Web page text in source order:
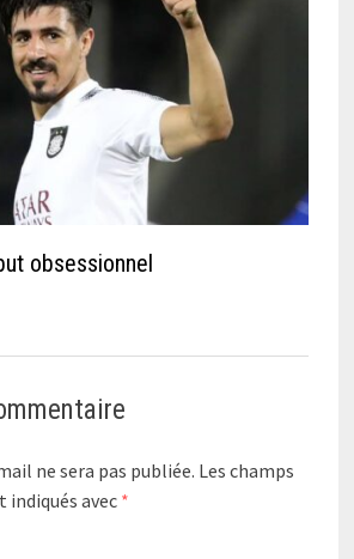
obsessionnel
ne sera pas publiée. Les champs
avec *